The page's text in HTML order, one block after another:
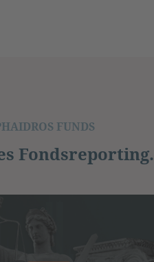
FUNDS
Fondsreporting.